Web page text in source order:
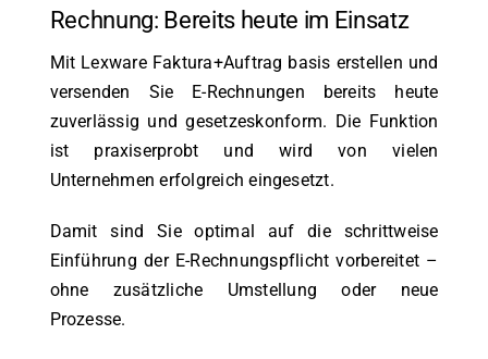
Rechnung: Bereits heute im Einsatz
Mit Lexware Faktura+Auftrag basis erstellen und
versenden Sie E-Rechnungen bereits heute
zuverlässig und gesetzeskonform. Die Funktion
ist praxiserprobt und wird von vielen
Unternehmen erfolgreich eingesetzt.
Damit sind Sie optimal auf die schrittweise
Einführung der E-Rechnungspflicht vorbereitet –
ohne zusätzliche Umstellung oder neue
Prozesse.